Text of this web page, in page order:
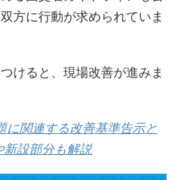
方に行動が求められていま
けると、現場改善が進みま
に関連する改善基準告示と
新設部分も解説